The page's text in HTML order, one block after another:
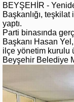
BEYŞEHİR -
Başkanlığı,
yaptı.
Parti binasında
Başkanı Hasan
ilçe yönetim kurulu
Beyşehir Belediye